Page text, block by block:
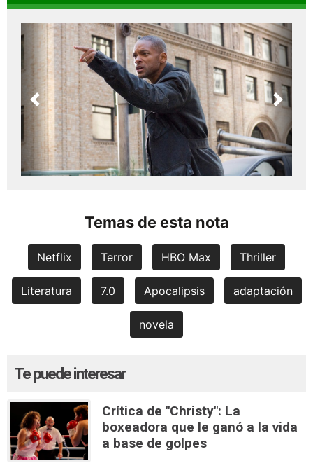
Previous Next
Temas de esta nota
Netflix Terror HBO Max Thriller
Literatura 7.0 Apocalipsis adaptación
novela
Te puede interesar
Crítica de "Christy": La
boxeadora que le ganó a la vida
a base de golpes